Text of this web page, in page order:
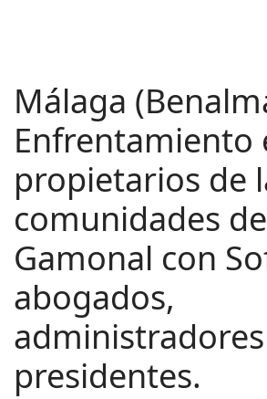
Málaga
Enfrentamiento
propietarios de
comunidades
Gamonal con
abogados,
presidentes.